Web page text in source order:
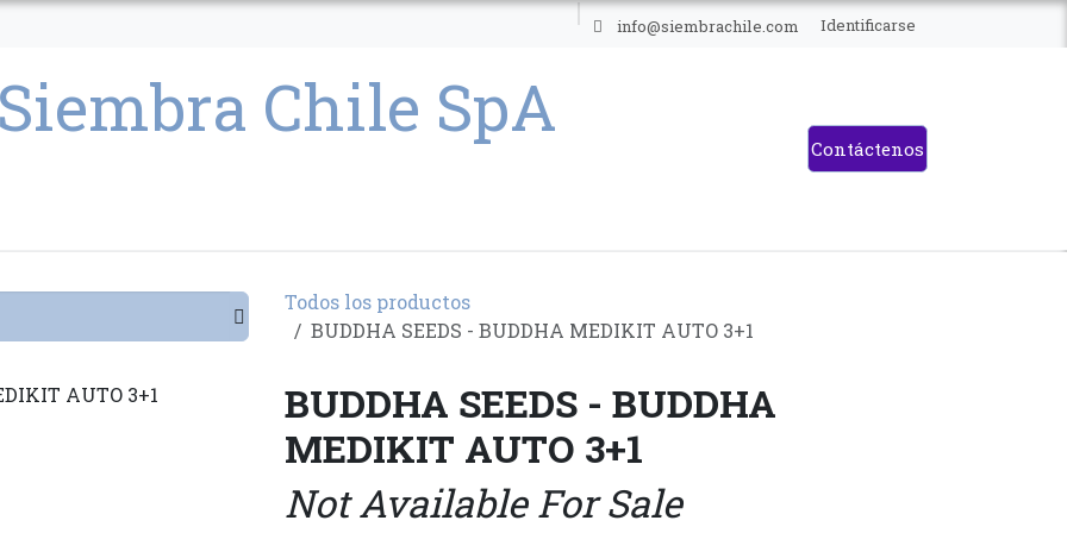
info@siembrachile.com Identificarse
Contáctenos
Todos los productos
BUDDHA SEEDS - BUDDHA MEDIKIT AUTO 3+1
BUDDHA SEEDS - BUDDHA
MEDIKIT AUTO 3+1
Not Available For Sale